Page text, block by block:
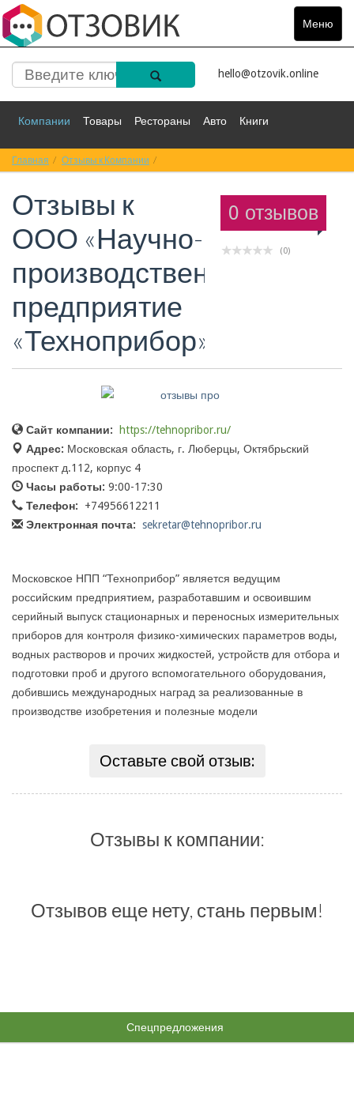
Меню
Toggle
hello@otzovik.online
Компании Товары Рестораны Авто Книги
Спорт Фильмы Деньги
Красота Здоровье
Главная Отзывы к Компании
0 отзывов
(0)
Отзывы к
ООО «Научно-
производственное
предприятие
«Техноприбор»
Сайт компании:
https://tehnopribor.ru/
Адрес: Московская область, г. Люберцы, Октябрьский
проспект д.112, корпус 4
Часы работы: 9:00-17:30
Телефон:
+74956612211
Электронная почта: sekretar@tehnopribor.ru
Московское НПП “Техноприбор” является ведущим
российским предприятием, разработавшим и освоившим
серийный выпуск стационарных и переносных измерительных
приборов для контроля физико-химических параметров воды,
водных растворов и прочих жидкостей, устройств для отбора и
подготовки проб и другого вспомогательного оборудования,
добившись международных наград за реализованные в
производстве изобретения и полезные модели
Оставьте свой отзыв:
Отзывы к компании:
Отзывов еще нету, стань первым!
Спецпредложения